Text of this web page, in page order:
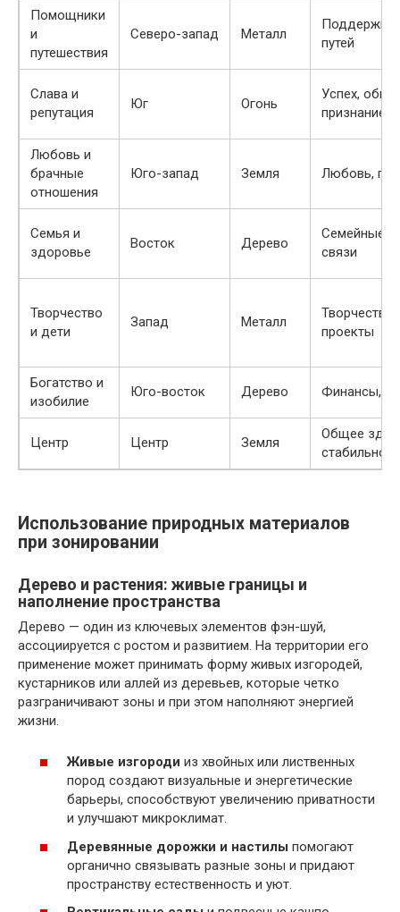
Помощники
и
путешествия
Северо-запад Металл
Поддержка,
путей
Слава и
репутация
Юг Огонь
Успех,
признание
Любовь и
брачные
отношения
Юго-запад Земля Любовь,
Семья и
здоровье
Восток Дерево
Семейные и
связи
Творчество
и дети
Запад Металл
Творчество,
проекты
Богатство и
изобилие
Юго-восток Дерево Финансы,
Центр Центр Земля
Общее
Использование природных материалов
при зонировании
Дерево и растения: живые границы и
наполнение пространства
Дерево — один из ключевых элементов фэн-шуй,
ассоциируется с ростом и развитием. На территории его
применение может принимать форму живых изгородей,
кустарников или аллей из деревьев, которые четко
разграничивают зоны и при этом наполняют энергией
жизни.
Живые изгороди из хвойных или лиственных
пород создают визуальные и энергетические
барьеры, способствуют увеличению приватности
и улучшают микроклимат.
Деревянные дорожки и настилы помогают
органично связывать разные зоны и придают
пространству естественность и уют.